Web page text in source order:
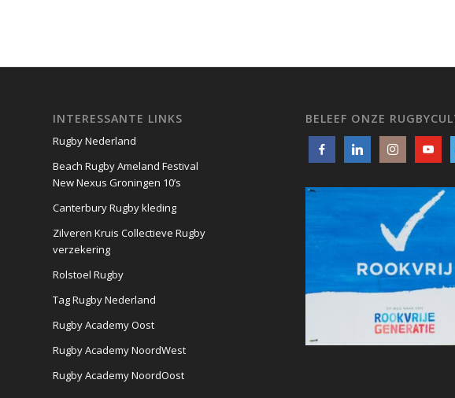
INTERESSANTE LINKS
Rugby Nederland
Beach Rugby Ameland Festival
New Nexus Groningen 10’s
Canterbury Rugby kleding
Zilveren Kruis Collectieve Rugby
verzekering
Rolstoel Rugby
Tag Rugby Nederland
Rugby Academy Oost
Rugby Academy NoordWest
Rugby Academy NoordOost
BELEEF ONZE